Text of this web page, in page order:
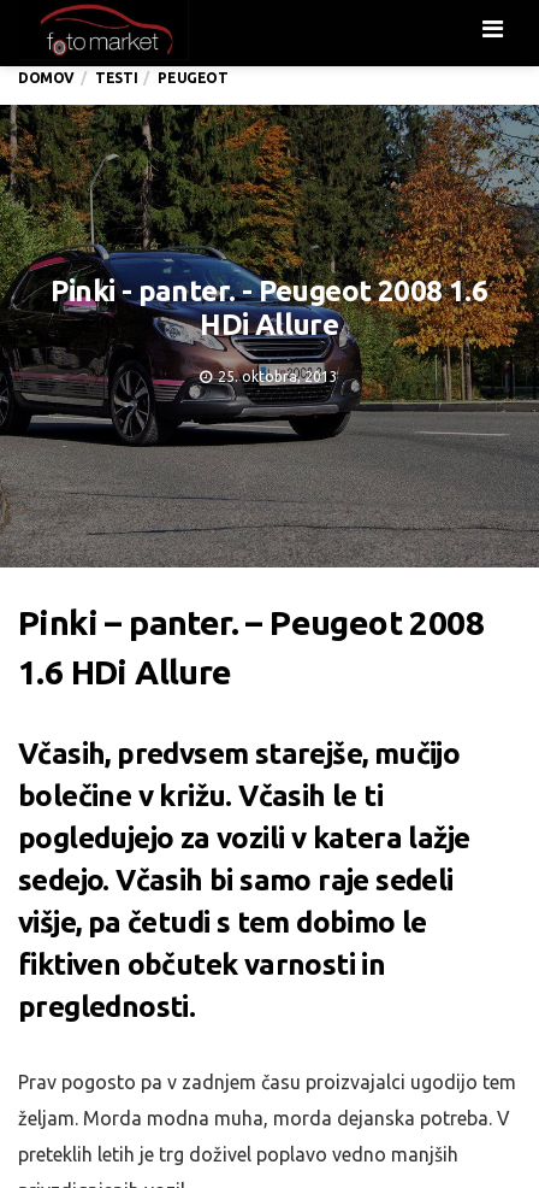
DOMOV TESTI PEUGEOT
Pinki - panter. - Peugeot 2008 1.6
HDi Allure
25. oktobra, 2013
Pinki – panter. – Peugeot 2008
1.6 HDi Allure
Včasih, predvsem starejše, mučijo
bolečine v križu. Včasih le ti
pogledujejo za vozili v katera lažje
sedejo. Včasih bi samo raje sedeli
višje, pa četudi s tem dobimo le
fiktiven občutek varnosti in
preglednosti.
Prav pogosto pa v zadnjem času proizvajalci ugodijo tem
željam. Morda modna muha, morda dejanska potreba. V
preteklih letih je trg doživel poplavo vedno manjših